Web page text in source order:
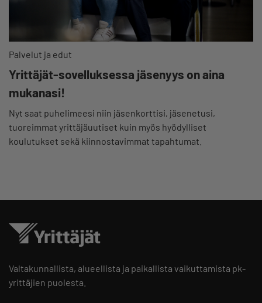
Palvelut ja edut
Yrittäjät-sovelluksessa jäsenyys on aina
mukanasi!
Nyt saat puhelimeesi niin jäsenkorttisi, jäsenetusi,
tuoreimmat yrittäjäuutiset kuin myös hyödylliset
koulutukset sekä kiinnostavimmat tapahtumat.
Valtakunnallista, alueellista ja paikallista vaikuttamista pk-
yrittäjien puolesta.